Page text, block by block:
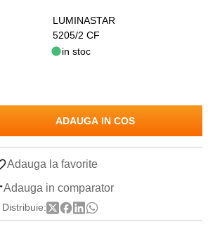
LUMINASTAR
5205/2 CF
in stoc
ADAUGA IN COS
Adauga la favorite
Adauga in comparator
Distribuie: